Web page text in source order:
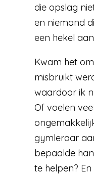
die opslag
en niemand
een hekel
Kwam het
misbruikt
waardoor ik
Of voelen
gymleraar
bepaalde
te helpen?